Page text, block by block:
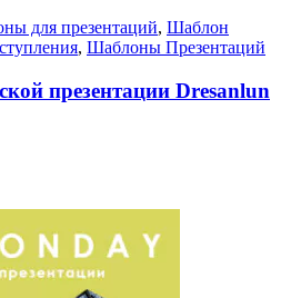
для презентаций, Шаблон
, Шаблоны Презентаций
презентации Dresanlun